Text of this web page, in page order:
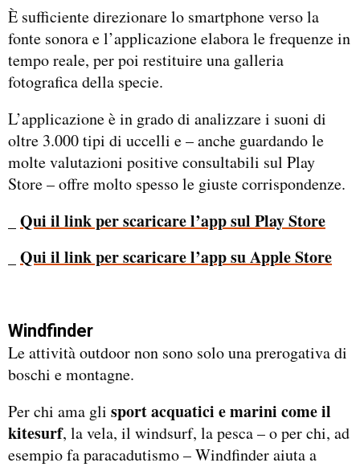
È sufficiente direzionare lo smartphone verso la
fonte sonora e l’applicazione elabora le frequenze in
tempo reale, per poi restituire una galleria
fotografica della specie.
L’applicazione è in grado di analizzare i suoni di
oltre 3.000 tipi di uccelli e – anche guardando le
molte valutazioni positive consultabili sul Play
Store – offre molto spesso le giuste corrispondenze.
Qui il link per scaricare l’app sul Play Store
Qui il link per scaricare l’app su Apple Store
Windfinder
Le attività outdoor non sono solo una prerogativa di
boschi e montagne.
Per chi ama gli sport acquatici e marini come il
kitesurf, la vela, il windsurf, la pesca – o per chi, ad
esempio fa paracadutismo – Windfinder aiuta a